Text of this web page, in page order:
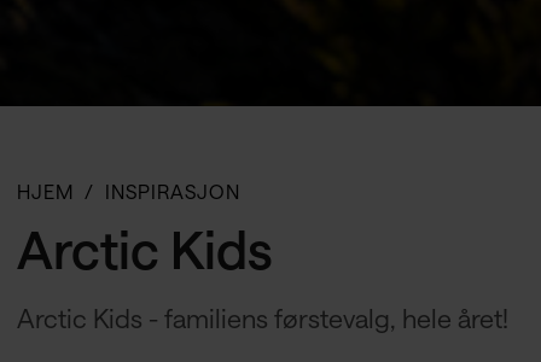
HJEM INSPIRASJON
Arctic Kids
Arctic Kids - familiens førstevalg, hele året!